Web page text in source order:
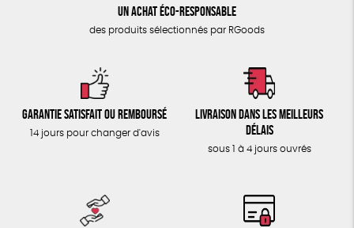
Un achat éco-responsable
des produits sélectionnés par RGoods
Garantie satisfait ou remboursé
14 jours pour changer d'avis
Livraison dans les meilleurs
délais
sous 1 à 4 jours ouvrés